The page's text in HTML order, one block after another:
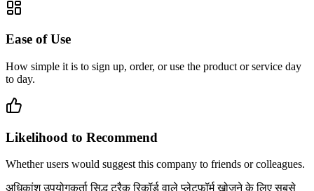
Ease of Use
How simple it is to sign up, order, or use the product or service day
to day.
Likelihood to Recommend
Whether users would suggest this company to friends or colleagues.
अधिकांश उपयोगकर्ता सिद्ध ट्रैक रिकॉर्ड वाले प्लेटफ़ॉर्म खोजने के लिए सबसे